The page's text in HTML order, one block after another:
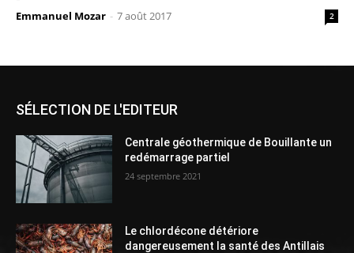
Emmanuel Mozar - 7 août 2017 2
SÉLECTION DE L'EDITEUR
Centrale géothermique de Bouillante un
redémarrage partiel
24 septembre 2021
Le chlordécone détériore
dangereusement la santé des Antillais